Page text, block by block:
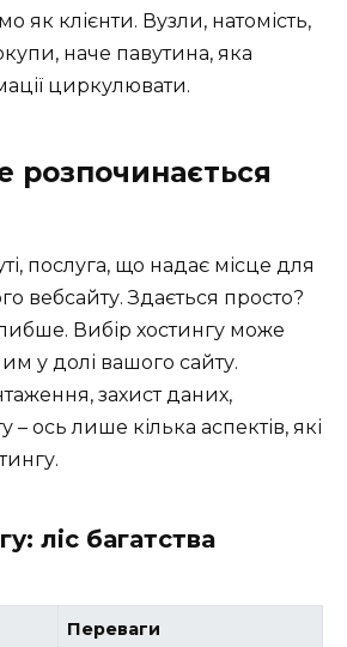
як клієнти. Вузли, натомість,
наче павутина, яка
циркулювати.
розпочинається
послуга, що надає місце для
вебсайту. Здається просто?
Вибір хостингу може
у долі вашого сайту.
захист даних,
– ось лише кілька аспектів, які
ліс багатства
Переваги